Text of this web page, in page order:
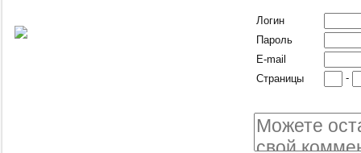
Логин
Пароль
E-mail
Страницы
-